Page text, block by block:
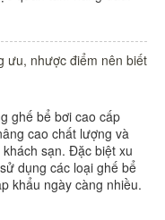
khách sạn
ưu, nhược điểm nên biết
ghế bể bơi cao cấp
cao chất lượng và
khách sạn. Đặc biệt xu
dụng các loại ghế bể
khẩu ngày càng nhiều.